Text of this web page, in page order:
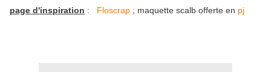
page d'inspiration : Floscrap ; maquette scalb offerte en pj